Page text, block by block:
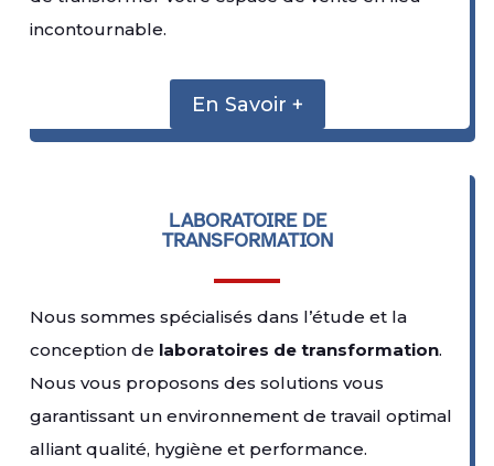
incontournable.
En Savoir +
LABORATOIRE DE
TRANSFORMATION
Nous sommes spécialisés dans l’étude et la
conception de laboratoires de transformation.
Nous vous proposons des solutions vous
garantissant un environnement de travail optimal
alliant qualité, hygiène et performance.